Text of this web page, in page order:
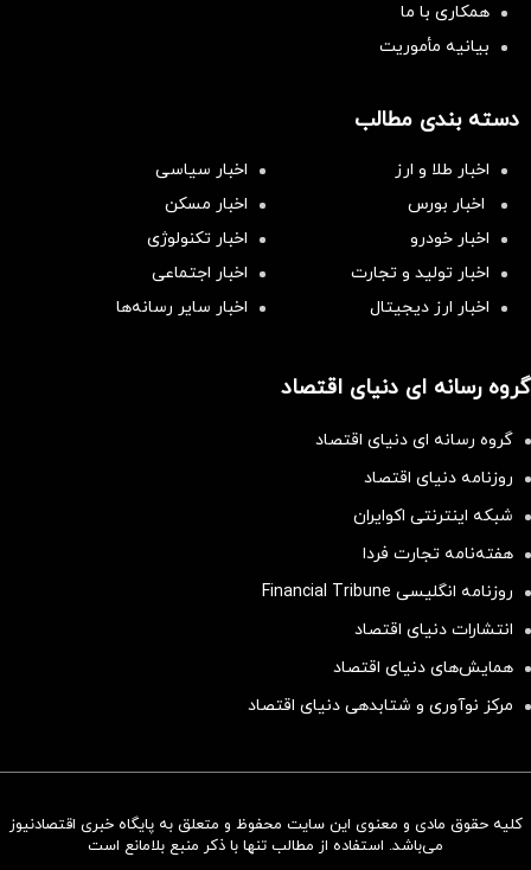
سرمایه‌گذاری همسنگ با شاخص
همکاری با ما
بیانیه مأموریت
دسته بندی مطالب
اخبار طلا و ارز
اخبار سیاسی
اخبار بورس
اخبار مسکن
اخبار خودرو
اخبار تکنولوژی
اخبار تولید و تجارت
اخبار اجتماعی
اخبار ارز دیجیتال
اخبار سایر رسانه‌‌ها
گروه رسانه ای دنیای اقتصاد
گروه رسانه ای دنیای اقتصاد
روزنامه دنیای اقتصاد
شبکه اینترنتی اکوایران
هفته‌نامه تجارت فردا
روزنامه انگلیسی Financial Tribune
انتشارات دنیای اقتصاد
همایش‌های دنیای اقتصاد
مرکز نوآوری و شتابدهی دنیای اقتصاد
کلیه حقوق مادی و معنوی این سایت محفوظ و متعلق به پایگاه خبری اقتصادنیوز
می‌باشد. استفاده از مطالب تنها با ذکر منبع بلامانع است